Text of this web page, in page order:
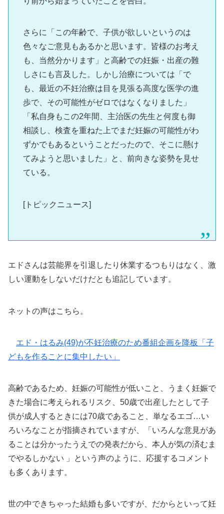
さらに「この年齢で、子供が欲しいというのは
色々なご意見もあるかと思います。皆様のお考え
も、当然分かります」と高齢での妊娠・出産の難
しさにも言及した。しかし治療については「で
も、最近の不妊治療は目を見張る高度な医学の進
歩で、その可能性がゼロではなくなりました」
「私自身もこの2年間、主治医の先生と何度も御
相談し、検査を重ねた上でまだ妊娠の可能性がわ
ずかでもあるということだったので、そこに懸け
てみようと思いました」と、前向きな姿勢を見せ
ている。
[トピックニュース]
エドさんは芸能界を引退したり休業するつもりはなく、激
しい運動をしないだけだとも追記しています。
ネットの声はこちら。
エド・はるみ(49)が不妊治療のため番組企画を降板「子
どもを作ることに集中したい」
高齢であるため、妊娠の可能性が低いこと、うまく妊娠で
きた場合に考えられるリスク、50歳で出産したとして子
供が成人するときには70歳であること、単なるエゴ…い
ろいろなことが指摘されていますが、「いろんな意見があ
ることは分かったうえでの発表だから、本人が気の済むま
でやるしかない 」という声のように、応援するコメント
も多くあります。
世の中できちゃった結婚も多いですが、だからといって妊